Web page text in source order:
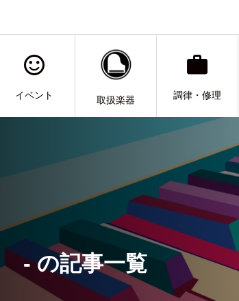
イベント 取扱楽器 調律・修理
- の記事一覧